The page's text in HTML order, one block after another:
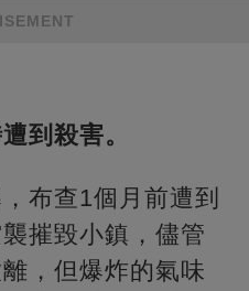
到殺害。
布查1個月前遭到
摧毀小鎮，儘管
，但爆炸的氣味